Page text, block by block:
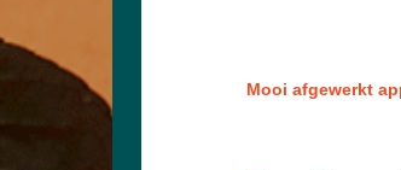
Mooi afgewerkt